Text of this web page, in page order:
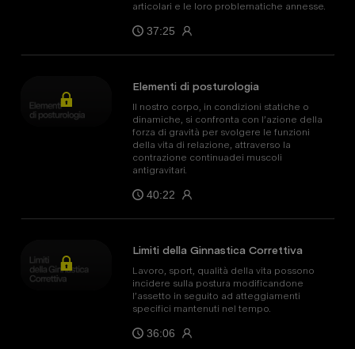
articolari e le loro problematiche annesse.
37:25
Elementi di posturologia
Il nostro corpo, in condizioni statiche o
dinamiche, si confronta con l’azione della
forza di gravità per svolgere le funzioni
della vita di relazione, attraverso la
contrazione continuadei muscoli
antigravitari.
40:22
Limiti della Ginnastica Correttiva
Lavoro, sport, qualità della vita possono
incidere sulla postura modificandone
l’assetto in seguito ad atteggiamenti
specifici mantenuti nel tempo.
36:06